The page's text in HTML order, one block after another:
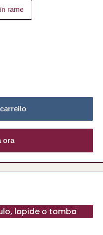
rame
ora
lapide o tomba